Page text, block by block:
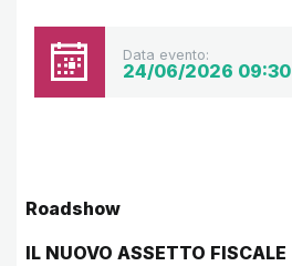
Data evento:
24/06/2026 09:30
Roadshow
IL NUOVO ASSETTO FISCALE